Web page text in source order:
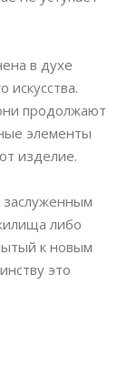
в духе
искусства.
продолжают
элементы
изделие.
заслуженным
либо
к новым
это